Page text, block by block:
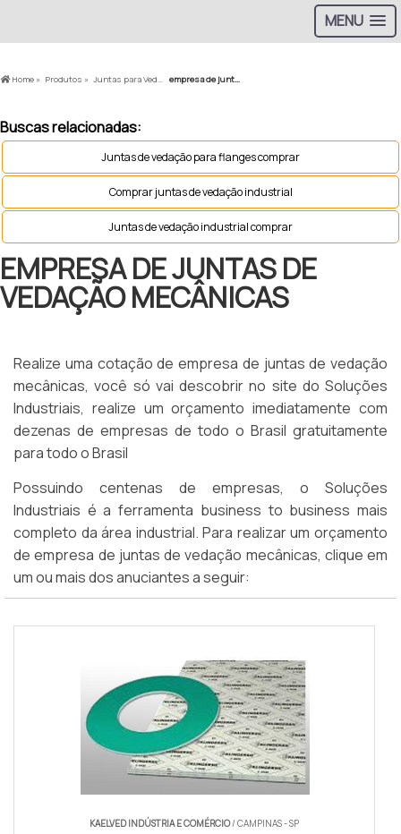
MENU
Home » Produtos » Juntas para Vedação » empresa de juntas de vedação mecânicas
Buscas relacionadas:
Juntas de vedação para flanges comprar
Comprar juntas de vedação industrial
Juntas de vedação industrial comprar
EMPRESA DE JUNTAS DE
VEDAÇÃO MECÂNICAS
Realize uma cotação de empresa de juntas de vedação
mecânicas, você só vai descobrir no site do Soluções
Industriais, realize um orçamento imediatamente com
dezenas de empresas de todo o Brasil gratuitamente
para todo o Brasil
Possuindo centenas de empresas, o Soluções
Industriais é a ferramenta business to business mais
completo da área industrial. Para realizar um orçamento
de empresa de juntas de vedação mecânicas, clique em
um ou mais dos anuciantes a seguir:
KAELVED INDÚSTRIA E COMÉRCIO/ CAMPINAS - SP